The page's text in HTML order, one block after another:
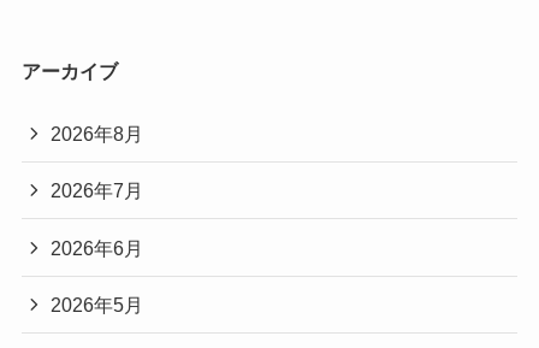
アーカイブ
2026年8月
2026年7月
2026年6月
2026年5月